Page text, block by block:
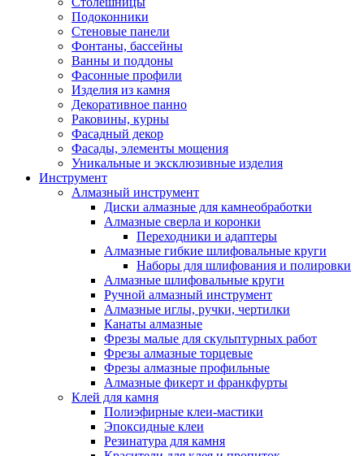
Подоконники
Стеновые панели
Фонтаны, бассейны
Ванны и поддоны
Фасонные профили
Изделия из камня
Декоративное панно
Раковины, курны
Фасадный декор
Фасады, элементы мощения
Уникальные и эксклюзивные изделия
Инструмент
Алмазный инструмент
Диски алмазные для камнеобработки
Алмазные сверла и коронки
Переходники и адаптеры
Алмазные гибкие шлифовальные круги
Наборы для шлифования и полировки
Алмазные шлифовальные круги
Ручной алмазный инструмент
Алмазные иглы, ручки, чертилки
Канаты алмазные
Фрезы малые для скульптурных работ
Фрезы алмазные торцевые
Фрезы алмазные профильные
Алмазные фикерт и франкфурты
Клей для камня
Полиэфирные клеи-мастики
Эпоксидные клеи
Резинатура для камня